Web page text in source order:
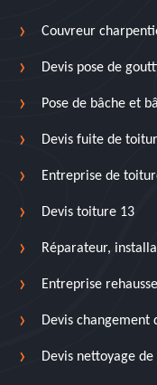
Couvreur
Devis pose de
Pose de bâche et
Devis fuite de
Entreprise de
Devis toiture 13
Réparateur,
Entreprise
Devis changement
Devis nettoyage